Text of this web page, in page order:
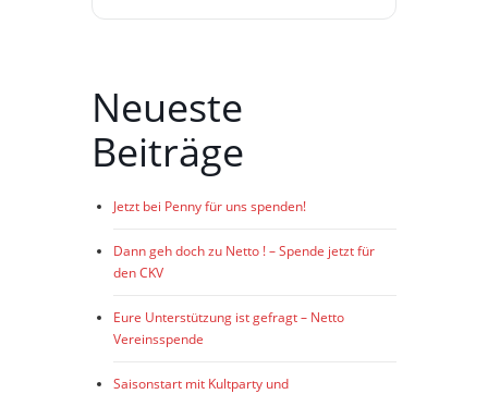
Neueste
Beiträge
Jetzt bei Penny für uns spenden!
Dann geh doch zu Netto ! – Spende jetzt für
den CKV
Eure Unterstützung ist gefragt – Netto
Vereinsspende
Saisonstart mit Kultparty und